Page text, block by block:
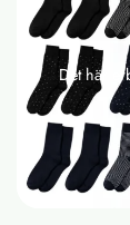
Det här